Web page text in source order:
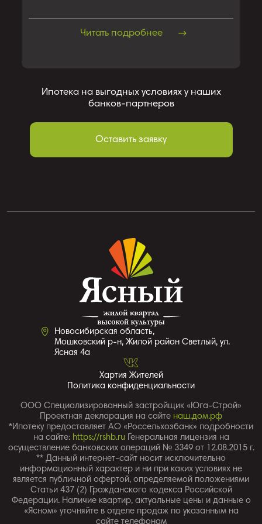
Читать подробнее
Ипотека на выгодных условиях у наших
банков-партнеров
Оставить заявку
Новосибирская область,
Мошковский р-н, Жилой район Светлый, ул.
Ясная 4a
Хартия Жителей
Политика конфиденциальности
ООО Специализированный застройщик «Юга-Строй»
Проектная декларация на сайте наш.дом.рф
*Ипотеку предоставляет АО «Россельхозбанк» подробности
на сайте: https://rshb.ru Генеральная лицензия на
осуществление банковских операций № 3349 от 12.08.2015 г.
** Данный интернет-сайт носит исключительно
информационный характер и ни при каких условиях не
является публичной офертой, определяемой положениями
Статьи 437 (2) Гражданского кодекса Российской
Федерации. Наличие квартир, актуальные цены и данные о
«Ясном» уточняйте в отделе продаж по указанным на
сайте телефонам